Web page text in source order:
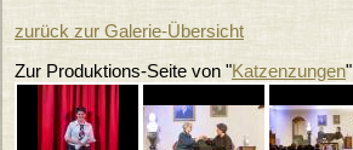
Archiv
Galerie
zurück zur Galerie-Übersicht
Zur Produktions-Seite von "Katzenzungen"